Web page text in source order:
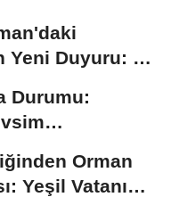
Yeni Duyuru: 11
Durumu:
Orman
Yeşil Vatanı